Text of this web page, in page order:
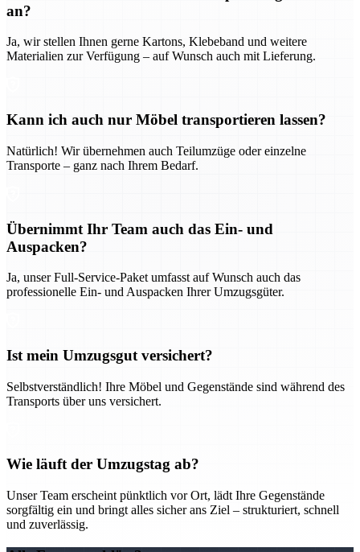
an?
Ja, wir stellen Ihnen gerne Kartons, Klebeband und weitere
Materialien zur Verfügung – auf Wunsch auch mit Lieferung.
Kann ich auch nur Möbel transportieren lassen?
Natürlich! Wir übernehmen auch Teilumzüge oder einzelne
Transporte – ganz nach Ihrem Bedarf.
Übernimmt Ihr Team auch das Ein- und
Auspacken?
Ja, unser Full-Service-Paket umfasst auf Wunsch auch das
professionelle Ein- und Auspacken Ihrer Umzugsgüter.
Ist mein Umzugsgut versichert?
Selbstverständlich! Ihre Möbel und Gegenstände sind während des
Transports über uns versichert.
Wie läuft der Umzugstag ab?
Unser Team erscheint pünktlich vor Ort, lädt Ihre Gegenstände
sorgfältig ein und bringt alles sicher ans Ziel – strukturiert, schnell
und zuverlässig.